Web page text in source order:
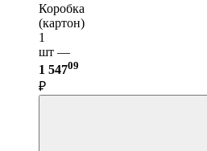
Коробка
(картон)
1
шт —
1 54709
₽